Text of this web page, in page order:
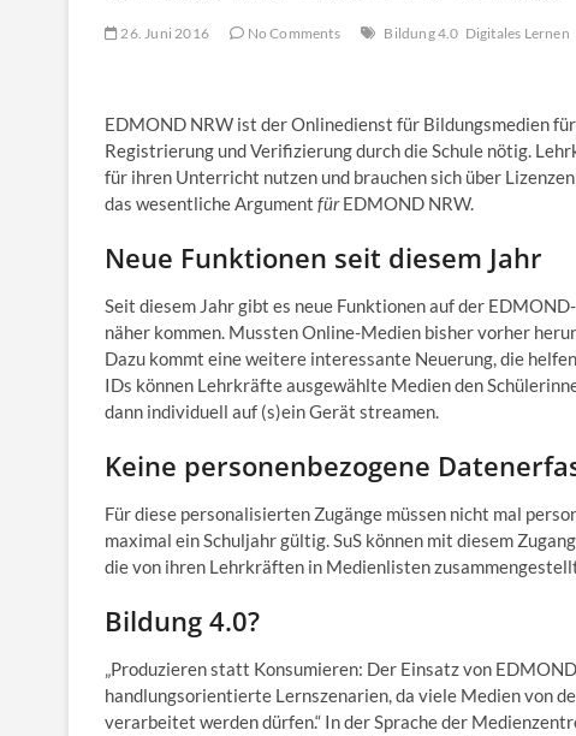
26. Juni 2016 No Comments Bildung 4.0 Digitales Lernen
EDMOND NRW ist der Onlinedienst für Bildungsmedien
Registrierung und Verifizierung durch die Schule nötig.
für ihren Unterricht nutzen und brauchen sich über
das wesentliche Argument fürEDMOND NRW.
Neue Funktionen seit diesem Jahr
Seit diesem Jahr gibt es neue Funktionen auf der
näher kommen. Mussten Online-Medien bisher vorher
Dazu kommt eine weitere interessante Neuerung, die
IDs können Lehrkräfte ausgewählte Medien den
dann individuell auf (s)ein Gerät streamen.
Keine personenbezogene
Für diese personalisierten Zugänge müssen nicht mal
maximal ein Schuljahr gültig. SuS können mit diesem
die von ihren Lehrkräften in Medienlisten
Bildung 4.0?
„Produzieren statt Konsumieren: Der Einsatz von
handlungsorientierte Lernszenarien, da viele Medien von
verarbeitet werden dürfen.“ In der Sprache der